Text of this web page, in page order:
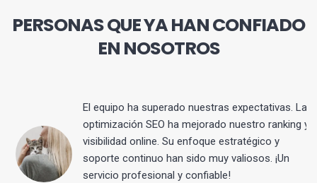
PERSONAS QUE YA HAN CONFIADO
EN NOSOTROS
El equipo ha superado nuestras expectativas. La
optimización SEO ha mejorado nuestro ranking y
visibilidad online. Su enfoque estratégico y
soporte continuo han sido muy valiosos. ¡Un
servicio profesional y confiable!